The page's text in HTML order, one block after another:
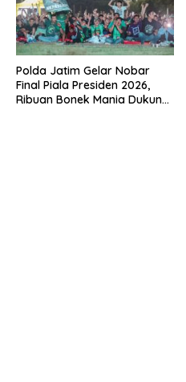
Polda Jatim Gelar Nobar
Final Piala Presiden 2026,
Ribuan Bonek Mania Dukung